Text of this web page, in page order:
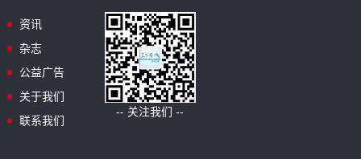
资讯
杂志
公益广告
关于我们
联系我们
-- 关注我们 --